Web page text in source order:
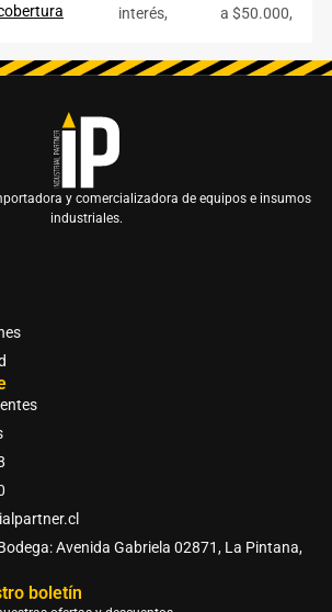
interés,
a $50.000,
y comercializadora de equipos e insumos
industriales.
Avenida Gabriela 02871, La Pintana,
boletín​